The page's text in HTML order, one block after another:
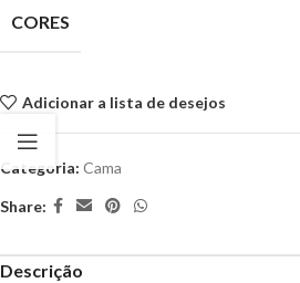
CORES
Adicionar a lista de desejos
Categoria: Cama
Share:
Descrição